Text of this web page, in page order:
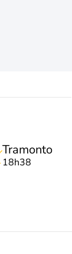
Tramonto
18h38